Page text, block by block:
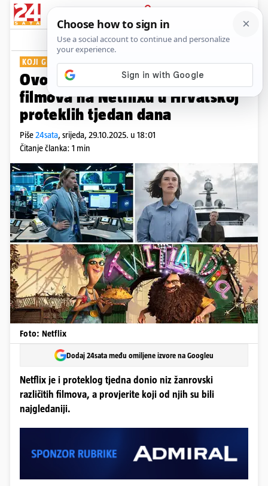
PRIJAVA
Show Komentari
KOJI GLEDATE IDUĆI?
Ovo je top 10 najgledanijih
filmova na Netflixu u Hrvatskoj
proteklih tjedan dana
Piše24sata, srijeda, 29.10.2025. u 18:01
Čitanje članka: 1 min
Foto: Netflix
Dodaj 24sata među omiljene izvore na Googleu
Netflix je i proteklog tjedna donio niz žanrovski
različitih filmova, a provjerite koji od njih su bili
najgledaniji.